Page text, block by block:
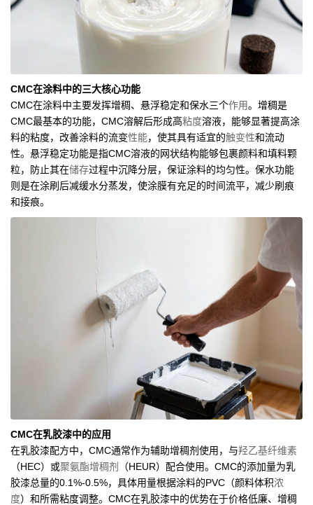
CMC在涂料中的三大核心功能
CMC在涂料中主要发挥增稠、悬浮稳定和保水三个作用。增稠是
CMC最基本的功能，CMC溶解后形成高粘度溶液，能够显著提高涂
料的粘度，改善涂料的流变性能，使其具有适宜的触变性和流动
性。悬浮稳定功能是指CMC溶液的网状结构能够包裹颜料和填料颗
粒，防止其在储存过程中沉降分层，保证涂料的均匀性。保水功能
则是在涂刷后减缓水分蒸发，使涂膜有充足的时间流平，减少刷痕
和接痕。
CMC在乳胶漆中的应用
在乳胶漆配方中，CMC通常作为辅助增稠剂使用，与羟乙基纤维素
（HEC）或聚氨酯增稠剂
（HEUR）配合使用。CMC的添加量为乳
胶漆总量的0.1%-0.5%，具体用量根据涂料的PVC（颜料体积浓
度）和所需粘度调整。CMC在乳胶漆中的优势在于价格低廉、增稠